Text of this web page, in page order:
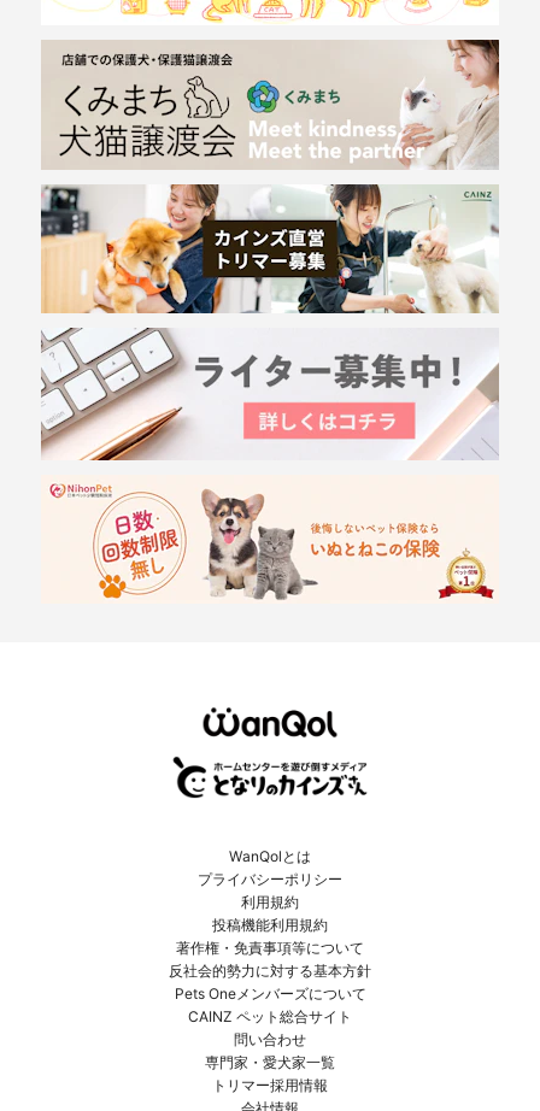
WanQolとは
プライバシーポリシー
利用規約
投稿機能利用規約
著作権・免責事項等について
反社会的勢力に対する基本方針
Pets Oneメンバーズについて
CAINZ ペット総合サイト
問い合わせ
専門家・愛犬家一覧
トリマー採用情報